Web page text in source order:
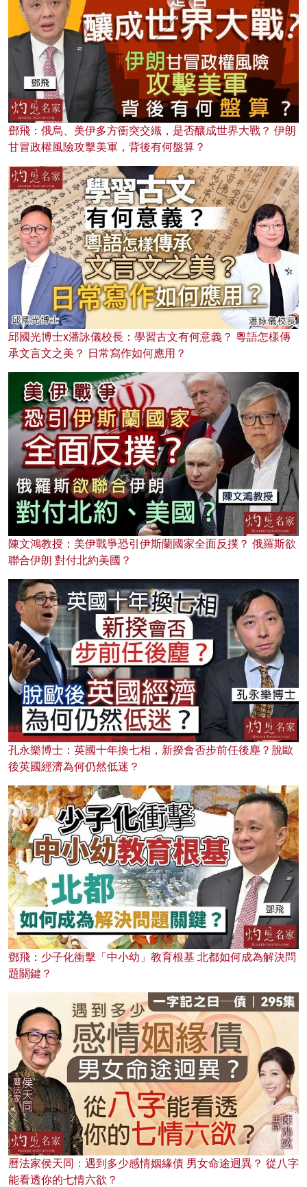
鄧飛：俄烏、美伊多方衝突交織，是否釀成世界大戰？ 伊朗
甘冒政權風險攻擊美軍，背後有何盤算？
邱國光博士x潘詠儀校長：學習古文有何意義？ 粵語怎樣傳
承文言文之美？ 日常寫作如何應用？
陳文鴻教授：美伊戰爭恐引伊斯蘭國家全面反撲？ 俄羅斯欲
聯合伊朗 對付北約美國？
孔永樂博士：英國十年換七相，新揆會否步前任後塵？脫歐
後英國經濟為何仍然低迷？
鄧飛：少子化衝擊「中小幼」教育根基 北都如何成為解決問
題關鍵？
曆法家侯天同：遇到多少感情姻緣債 男女命途迥異？ 從八字
能看透你的七情六欲？